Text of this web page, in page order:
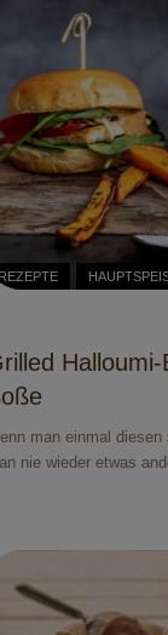
REZEPTE
man einmal diesen
nie wieder etwas